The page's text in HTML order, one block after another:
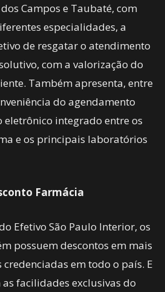
Campos e Taubaté, com
especialidades, a
de resgatar o atendimento
com a valorização do
Também apresenta, entre
do agendamento
integrado entre os
e os principais laboratórios
Farmácia
Efetivo São Paulo Interior, os
possuem descontos em mais
em todo o país. E
facilidades exclusivas do